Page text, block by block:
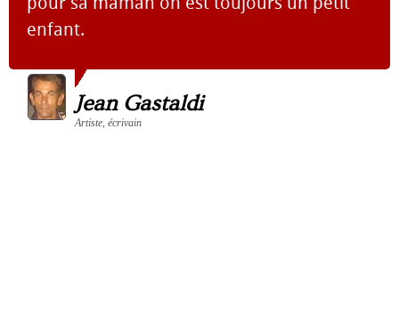
enfant.
Jean Gastaldi
Artiste, écrivain